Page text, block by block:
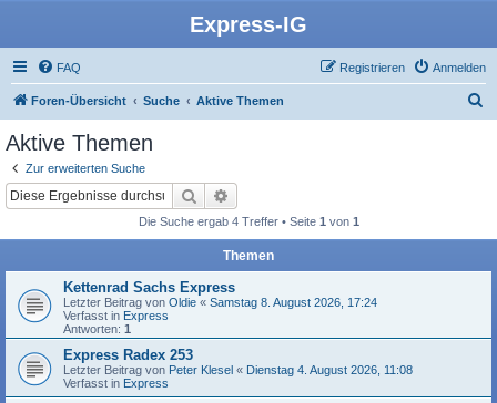
Express-IG
FAQ Anmelden
Registrieren
Foren-Übersicht Suche Aktive Themen
Aktive Themen
Zur erweiterten Suche
Suche
Die Suche ergab 4 Treffer • Seite 1 von 1
Themen
Kettenrad Sachs Express
Letzter Beitrag von Oldie « Samstag 8. August 2026, 17:24
Verfasst in Express
Antworten: 1
Express Radex 253
Letzter Beitrag von Peter Klesel « Dienstag 4. August 2026, 11:08
Verfasst in Express